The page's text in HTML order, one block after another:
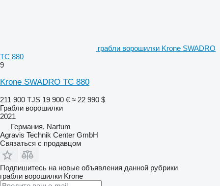
грабли ворошилки Krone SWADRO
TC 880
9
Krone SWADRO TC 880
211 900 TJS 19 900 € ≈ 22 990 $
Грабли ворошилки
2021
Германия, Nartum
Agravis Technik Center GmbH
Связаться с продавцом
Подпишитесь на новые объявления данной рубрики
грабли ворошилки Krone